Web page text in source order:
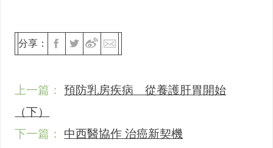
分享：
上一篇：
預防乳房疾病 從養護肝胃開始
（下）
下一篇：
中西醫協作 治癌新契機